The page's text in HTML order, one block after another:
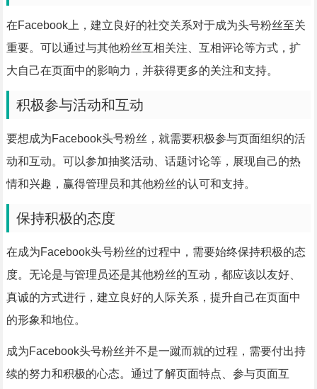
在Facebook上，建立良好的社交关系对于成为头号粉丝至关
重要。可以通过与其他粉丝互相关注、互相评论等方式，扩
大自己在页面中的影响力，并获得更多的关注和支持。
积极参与活动和互动
要想成为Facebook头号粉丝，就需要积极参与页面组织的活
动和互动。可以参加抽奖活动、话题讨论等，展现自己的热
情和兴趣，赢得管理员和其他粉丝的认可和支持。
保持积极的态度
在成为Facebook头号粉丝的过程中，需要始终保持积极的态
度。无论是与管理员还是其他粉丝的互动，都应该以友好、
真诚的方式进行，建立良好的人际关系，提升自己在页面中
的形象和地位。
成为Facebook头号粉丝并不是一蹴而就的过程，需要付出持
续的努力和积极的心态。通过了解页面特点、参与页面互